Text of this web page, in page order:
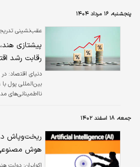
پنجشنبه، ۱۶ مرداد ۱۴۰۴
عقب‌نشینی
پیشتازی هند،
رقابت رشد
دنیای اقتصاد:
بین‌المللی پول
نااطمینانی‌های
جمعه، ۱۸ اسفند ۱۴۰۲
ریخت‌وپاش
هوش